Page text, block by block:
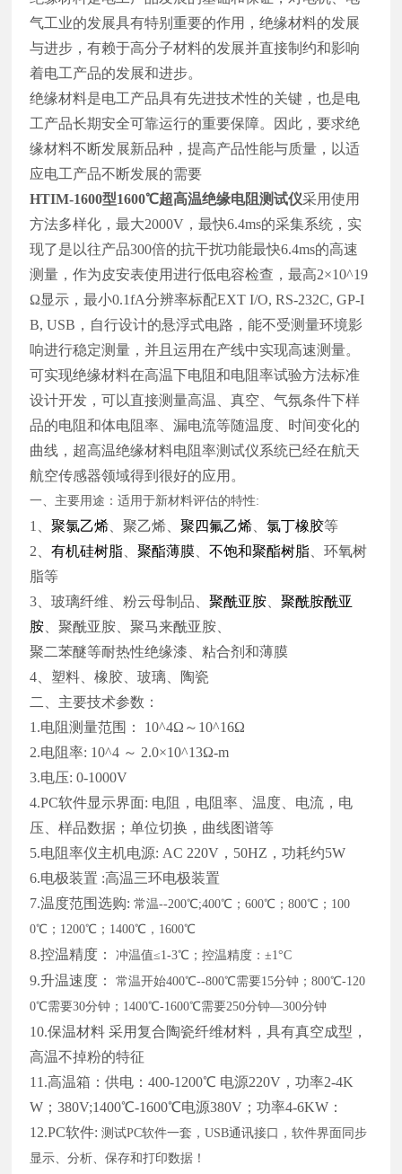
气工业的发展具有特别重要的作用，绝缘材料的发展
与进步，有赖于高分子材料的发展并直接制约和影响
着电工产品的发展和进步。
绝缘材料是电工产品具有先进技术性的关键，也是电
工产品长期安全可靠运行的重要保障。因此，要求绝
缘材料不断发展新品种，提高产品性能与质量，以适
应电工产品不断发展的需要
HTIM-1600型1600℃超高温绝缘电阻测试仪采用使用
方法多样化，最大2000V，最快6.4ms的采集系统，实
现了是以往产品300倍的抗干扰功能最快6.4ms的高速
测量，作为皮安表使用进行低电容检查，最高2×10^19
Ω显示，最小0.1fA分辨率标配EXT I/O, RS-232C, GP-I
B, USB，自行设计的悬浮式电路，能不受测量环境影
响进行稳定测量，并且运用在产线中实现高速测量。
可实现绝缘材料在高温下电阻和电阻率试验方法标准
设计开发，可以直接测量高温、真空、气氛条件下样
品的电阻和体电阻率、漏电流等随温度、时间变化的
曲线，超高温绝缘材料电阻率测试仪系统已经在航天
航空传感器领域得到很好的应用。
一、主要用途：适用于新材料评估的特性:
1、聚氯乙烯 、聚乙烯、聚四氟乙烯 、氯丁橡胶等
2、有机硅树脂 、聚酯薄膜 、不饱和聚酯树脂 、环氧树
脂等
3、玻璃纤维、粉云母制品、聚酰亚胺 、聚酰胺酰亚
胺 、聚酰亚胺、聚马来酰亚胺、
聚二苯醚等耐热性绝缘漆、粘合剂和薄膜
4、塑料、橡胶、玻璃、陶瓷
二、主要技术参数：
1.电阻测量范围：
10^4Ω～10^16Ω
2.电阻率: 10^4 ～ 2.0×10^13Ω-m
3.电压: 0-1000V
4.PC软件显示界面: 电阻，电阻率、温度、电流，电
压、样品数据；单位切换，曲线图谱等
5.电阻率仪主机电源: AC 220V，50HZ，功耗约5W
6.电极装置 :高温三环电极装置
7.温度范围选购: 常温--200℃;400℃；600℃；800℃；100
0℃；1200℃；1400℃，1600℃
8.控温精度： 冲温值≤1-3℃；控温精度：±1°C
9.升温速度： 常温开始400℃--800℃需要15分钟；800℃-120
0℃需要30分钟；1400℃-1600℃需要250分钟—300分钟
10.保温材料 采用复合陶瓷纤维材料，具有真空成型，
高温不掉粉的特征
11.高温箱：供电：400-1200℃ 电源220V，功率2-4K
W；380V;1400℃-1600℃电源380V；功率4-6KW：
12.PC软件: 测试PC软件一套，USB通讯接口，软件界面同步
显示、分析、保存和打印数据！